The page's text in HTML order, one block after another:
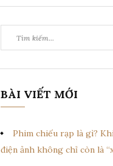
kiếm:
BÀI VIẾT MỚI
Phim chiếu rạp là gì?
điện ảnh không chỉ còn là